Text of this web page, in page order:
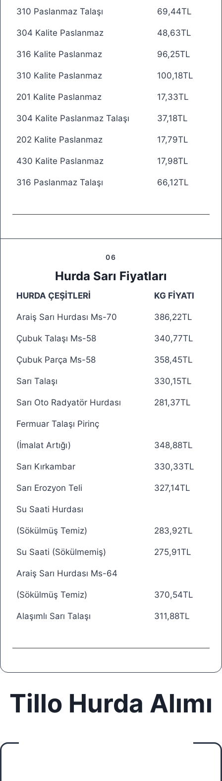
310 Paslanmaz Talaşı 69,44TL
304 Kalite Paslanmaz 48,63TL
316 Kalite Paslanmaz 96,25TL
310 Kalite Paslanmaz 100,18TL
201 Kalite Paslanmaz 17,33TL
304 Kalite Paslanmaz Talaşı 37,18TL
202 Kalite Paslanmaz 17,79TL
430 Kalite Paslanmaz 17,98TL
316 Paslanmaz Talaşı 66,12TL
06
Hurda Sarı Fiyatları
HURDA ÇEŞİTLERİ KG FİYATI
Araiş Sarı Hurdası Ms-70 386,22TL
Çubuk Talaşı Ms-58 340,77TL
Çubuk Parça Ms-58 358,45TL
Sarı Talaşı 330,15TL
Sarı Oto Radyatör Hurdası 281,37TL
Fermuar Talaşı Pirinç
(İmalat Artığı) 348,88TL
Sarı Kırkambar 330,33TL
Sarı Erozyon Teli 327,14TL
Su Saati Hurdası
(Sökülmüş Temiz) 283,92TL
Su Saati (Sökülmemiş) 275,91TL
Araiş Sarı Hurdası Ms-64
(Sökülmüş Temiz) 370,54TL
Alaşımlı Sarı Talaşı 311,88TL
Tillo Hurda Alımı